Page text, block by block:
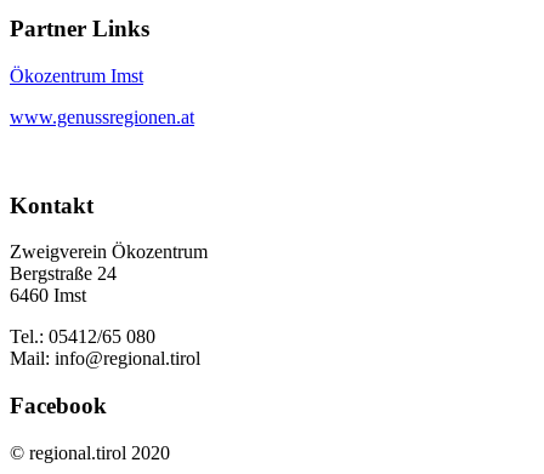
Partner Links
Ökozentrum Imst
www.genussregionen.at
Kontakt
Zweigverein Ökozentrum
Bergstraße 24
6460 Imst
Tel.: 05412/65 080
Mail: info@regional.tirol
Facebook
© regional.tirol 2020